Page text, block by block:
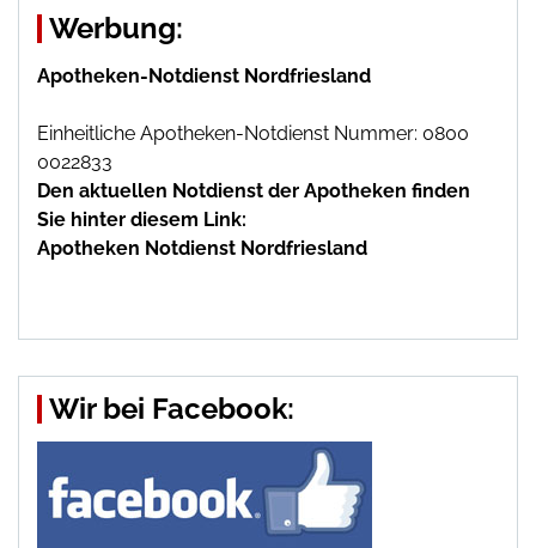
Werbung:
Apotheken-Notdienst Nordfriesland
Einheitliche Apotheken-Notdienst Nummer: 0800
0022833
Den aktuellen Notdienst der Apotheken finden
Sie hinter diesem Link:
Apotheken Notdienst Nordfriesland
Wir bei Facebook: